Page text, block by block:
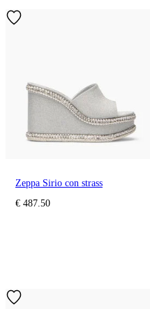
Zeppa Sirio con strass
€ 487.50